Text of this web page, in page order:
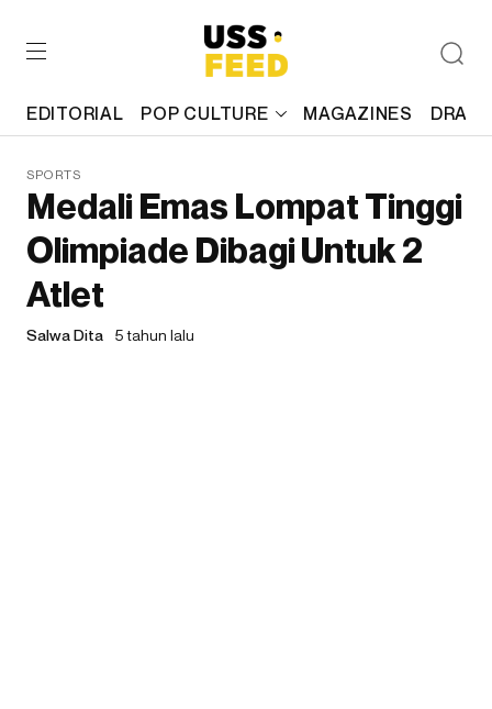
EDITORIAL POP CULTURE MAGAZINES
SPORTS
Medali Emas Lompat Tinggi
Olimpiade Dibagi Untuk 2
Atlet
Salwa Dita 5 tahun lalu